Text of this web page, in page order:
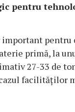
pentru
pentru
primă, la
27-33 de
facilităților